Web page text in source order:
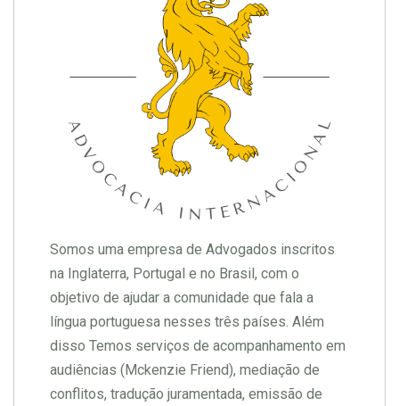
Somos uma empresa de Advogados inscritos
na Inglaterra, Portugal e no Brasil, com o
objetivo de ajudar a comunidade que fala a
língua portuguesa nesses três países. Além
disso Temos serviços de acompanhamento em
audiências (Mckenzie Friend), mediação de
conflitos, tradução juramentada, emissão de